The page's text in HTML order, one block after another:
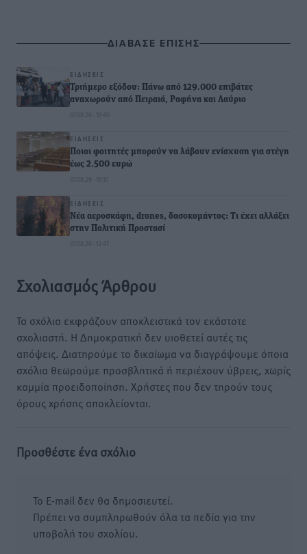
ΔΙΑΒΑΣΕ ΕΠΙΣΗΣ
ΕΙΔΉΣΕΙΣ
Τριήμερο εξόδου: Πάνω από 129.000 επιβάτες
αναχωρούν από Πειραιά, Ραφήνα και Λαύριο
07.08.26 · 18:45
ΕΙΔΉΣΕΙΣ
Ποιοι φοιτητές μπορούν να λάβουν ενίσχυση για στέγη
έως 2.500 ευρώ
07.08.26 · 18:10
ΕΙΔΉΣΕΙΣ
Νέα αεροσκάφη, drones, δασοκομάντος: Τι έχει αλλάξει
στην Πολιτική Προστασί
07.08.26 · 12:47
Σχολιασμός Άρθρου
Τα σχόλια εκφράζουν αποκλειστικά τον εκάστοτε
σχολιαστή. Η Δημοκρατική δεν υιοθετεί αυτές τις
απόψεις. Διατηρούμε το δικαίωμα να διαγράψουμε όποια
σχόλια θεωρούμε προσβλητικά ή περιέχουν ύβρεις, χωρίς
καμμία προειδοποίηση. Χρήστες που δεν τηρούν τους
όρους χρήσης αποκλείονται.
Προσθέστε ένα σχόλιο
Το E-mail δεν θα δημοσιευτεί.
Πρέπει να συμπληρωθούν όλα τα πεδία για την
υποβολή του σχολίου.